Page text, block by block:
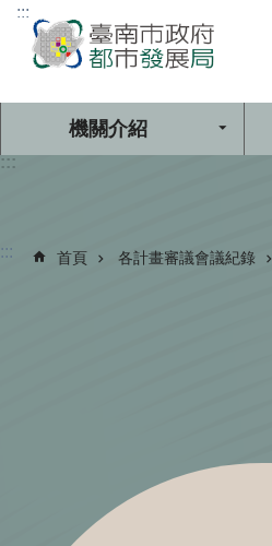
跳到主要內容區塊
:::
:::
機關介紹
::: 首頁 各計畫審議會議紀錄